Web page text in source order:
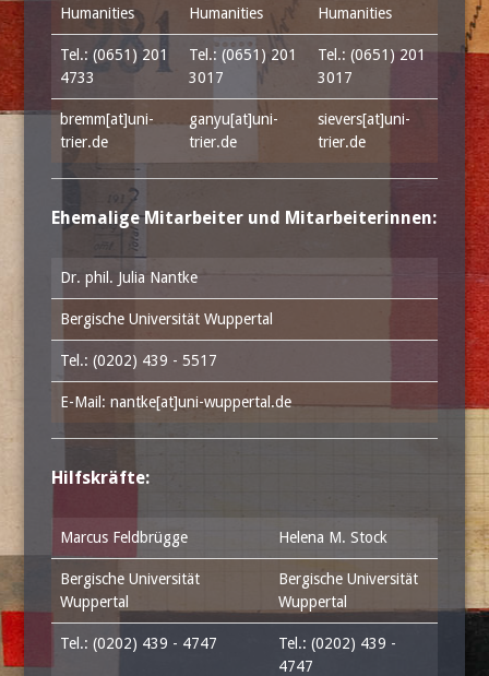
Humanities
Humanities
Humanities
Tel.: (0651) 201
4733
Tel.: (0651) 201
3017
Tel.: (0651) 201
3017
bremm[at]uni-
trier.de
ganyu[at]uni-
trier.de
sievers[at]uni-
trier.de
Ehemalige Mitarbeiter und Mitarbeiterinnen:
Dr. phil. Julia Nantke
Bergische Universität Wuppertal
Tel.: (0202) 439 - 5517
E-Mail: nantke[at]uni-wuppertal.de
Hilfskräfte:
Marcus Feldbrügge Helena M. Stock
Bergische Universität
Wuppertal
Bergische Universität
Wuppertal
Tel.: (0202) 439 - 4747
Tel.: (0202) 439 -
4747